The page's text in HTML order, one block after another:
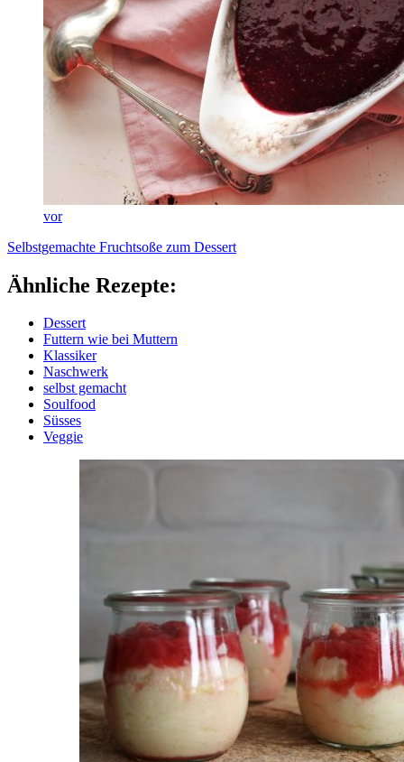
vor
Selbstgemachte Fruchtsoße zum Dessert
Ähnliche Rezepte:
Dessert
Futtern wie bei Muttern
Klassiker
Naschwerk
selbst gemacht
Soulfood
Süsses
Veggie